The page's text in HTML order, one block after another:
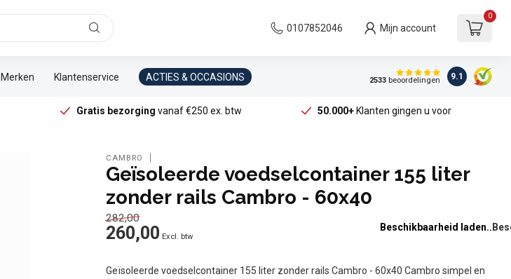
0107852046 Mijn account
0
Merken Klantenservice ACTIES & OCCASIONS 2533beoordelingen 9.1
Gratis bezorging vanaf €250 ex. btw 50.000+Klanten gingen u voor
CAMBRO
Geïsoleerde voedselcontainer 155 liter
zonder rails Cambro - 60x40
282,00
260,00 Excl. btw
Beschikbaarheid laden..
Geïsoleerde voedselcontainer 155 liter zonder rails Cambro - 60x40 Cambro simpel en